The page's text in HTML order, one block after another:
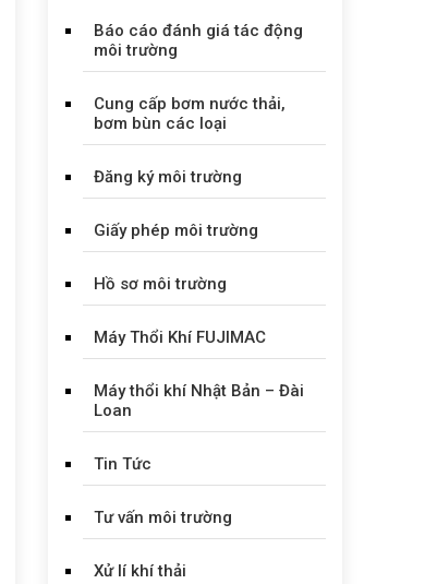
Báo cáo đánh giá tác động
môi trường
Cung cấp bơm nước thải,
bơm bùn các loại
Đăng ký môi trường
Giấy phép môi trường
Hồ sơ môi trường
Máy Thổi Khí FUJIMAC
Máy thổi khí Nhật Bản – Đài
Loan
Tin Tức
Tư vấn môi trường
Xử lí khí thải